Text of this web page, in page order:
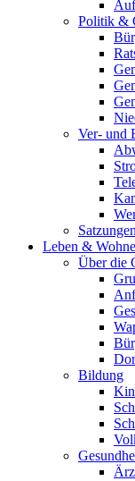
Politik &
Ver- und
Leben &
Über die
Bildung